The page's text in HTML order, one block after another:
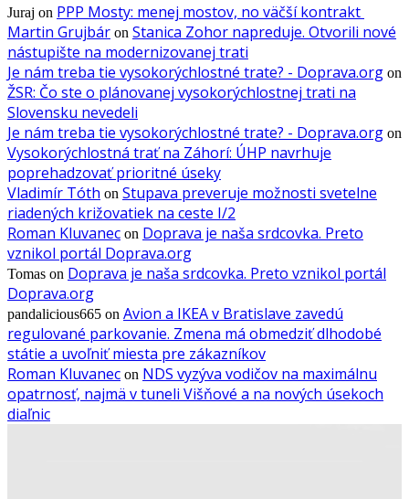
Juraj on PPP Mosty: menej mostov, no väčší kontrakt
Martin Grujbár on Stanica Zohor napreduje. Otvorili nové
nástupište na modernizovanej trati
Je nám treba tie vysokorýchlostné trate? - Doprava.org on
ŽSR: Čo ste o plánovanej vysokorýchlostnej trati na
Slovensku nevedeli
Je nám treba tie vysokorýchlostné trate? - Doprava.org on
Vysokorýchlostná trať na Záhorí: ÚHP navrhuje
poprehadzovať prioritné úseky
Vladimír Tóth on Stupava preveruje možnosti svetelne
riadených križovatiek na ceste I/2
Roman Kluvanec on Doprava je naša srdcovka. Preto
vznikol portál Doprava.org
Tomas on Doprava je naša srdcovka. Preto vznikol portál
Doprava.org
pandalicious665 on Avion a IKEA v Bratislave zavedú
regulované parkovanie. Zmena má obmedziť dlhodobé
státie a uvoľniť miesta pre zákazníkov
Roman Kluvanec on NDS vyzýva vodičov na maximálnu
opatrnosť, najmä v tuneli Višňové a na nových úsekoch
diaľnic